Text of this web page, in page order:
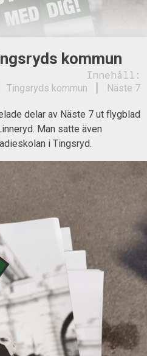
kommun
Innehåll:
Näste 7
Tingsryds kommun
delar av Näste 7 ut flygblad
Man satte även
i Tingsryd.